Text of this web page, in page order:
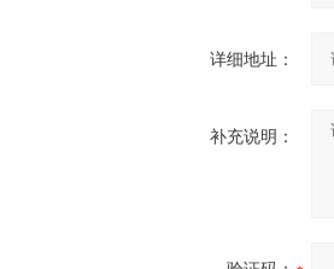
详细地址：
补充说明：